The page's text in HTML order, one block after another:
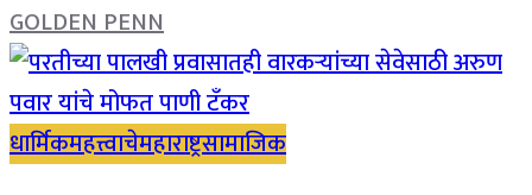
GOLDEN PENN
धार्मिकमहत्त्वाचेमहाराष्ट्रसामाजिक